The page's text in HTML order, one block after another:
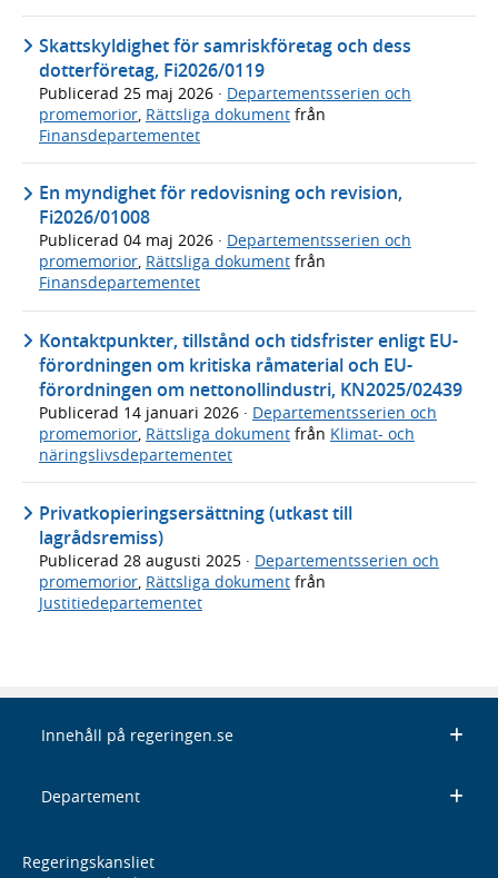
Skattskyldighet för samriskföretag och dess
dotterföretag, Fi2026/0119
Publicerad 25 maj 2026 · Departementsserien och
promemorior, Rättsliga dokument från
Finansdepartementet
En myndighet för redovisning och revision,
Fi2026/01008
Publicerad 04 maj 2026 · Departementsserien och
promemorior, Rättsliga dokument från
Finansdepartementet
Kontaktpunkter, tillstånd och tidsfrister enligt EU-
förordningen om kritiska råmaterial och EU-
förordningen om nettonollindustri, KN2025/02439
Publicerad 14 januari 2026 · Departementsserien och
promemorior, Rättsliga dokument från Klimat- och
näringslivsdepartementet
Privatkopieringsersättning (utkast till
lagrådsremiss)
Publicerad 28 augusti 2025 · Departementsserien och
promemorior Rättsliga dokument från
Justitiedepartementet
Innehåll på regeringen.se
Departement
Regeringskansliet